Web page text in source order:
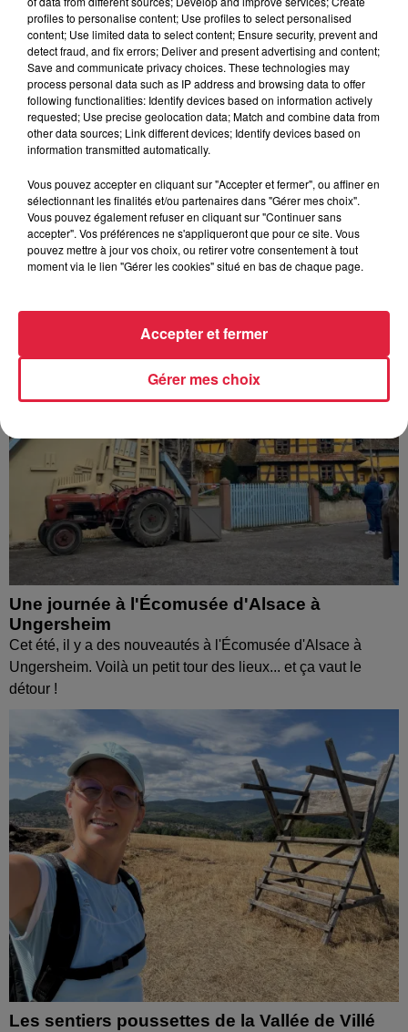
6 août 2026
À Hoerdt, de l’eau brune sort des
robinets
À découvrir également
Une journée à l'Écomusée d'Alsace à
Ungersheim
Cet été, il y a des nouveautés à l'Écomusée d'Alsace à
Ungersheim. Voilà un petit tour des lieux... et ça vaut le
détour !
Les sentiers poussettes de la Vallée de Villé
profiles to personalise content; Use profiles to select personalised
content; Use limited data to select content; Ensure security, prevent and
detect fraud, and fix errors; Deliver and present advertising and content;
Save and communicate privacy choices. These technologies may
process personal data such as IP address and browsing data to offer
following functionalities: Identify devices based on information actively
requested; Use precise geolocation data; Match and combine data from
other data sources; Link different devices; Identify devices based on
information transmitted automatically.
Vous pouvez accepter en cliquant sur "Accepter et fermer", ou affiner en
sélectionnant les finalités et/ou partenaires dans "Gérer mes choix".
Vous pouvez également refuser en cliquant sur "Continuer sans
accepter". Vos préférences ne s'appliqueront que pour ce site. Vous
pouvez mettre à jour vos choix, ou retirer votre consentement à tout
moment via le lien "Gérer les cookies" situé en bas de chaque page.
Gérer mes choix
Accepter et fermer